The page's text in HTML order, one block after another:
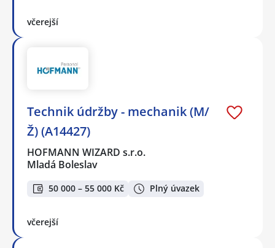
včerejší
Technik údržby - mechanik (M/
Ž) (A14427)
HOFMANN WIZARD s.r.o.
Mladá Boleslav
50 000 – 55 000 Kč Plný úvazek
včerejší